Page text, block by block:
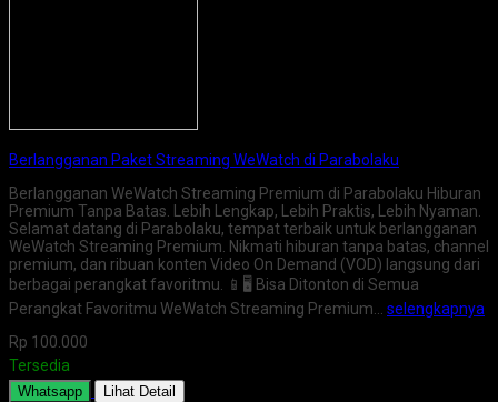
Berlangganan Paket Streaming WeWatch di Parabolaku
Berlangganan WeWatch Streaming Premium di Parabolaku Hiburan
Premium Tanpa Batas. Lebih Lengkap, Lebih Praktis, Lebih Nyaman.
Selamat datang di Parabolaku, tempat terbaik untuk berlangganan
WeWatch Streaming Premium. Nikmati hiburan tanpa batas, channel
premium, dan ribuan konten Video On Demand (VOD) langsung dari
berbagai perangkat favoritmu. 📱🖥️ Bisa Ditonton di Semua
Perangkat Favoritmu WeWatch Streaming Premium… selengkapnya
Rp 100.000
Tersedia
Whatsapp Lihat Detail